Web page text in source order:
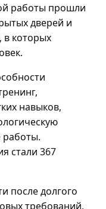
работы прошли
дверей и
в которых
,
навыков,
работы.
стали 367
после долгого
требований,